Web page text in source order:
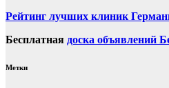
Рейтинг лучших клиник
Бесплатная доска объявлений
Метки